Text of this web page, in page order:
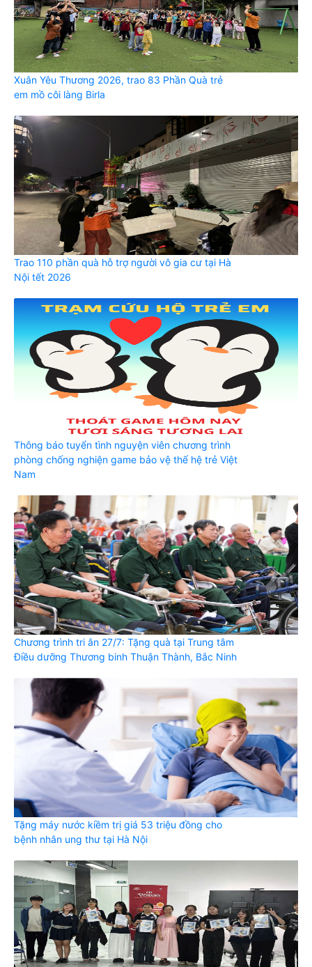
Xuân Yêu Thương 2026, trao 83 Phần Quà trẻ
em mồ côi làng Birla
Trao 110 phần quà hỗ trợ người vô gia cư tại Hà
Nội tết 2026
Thông báo tuyển tình nguyện viên chương trình
phòng chống nghiện game bảo vệ thế hệ trẻ Việt
Nam
Chương trình tri ân 27/7: Tặng quà tại Trung tâm
Điều dưỡng Thương binh Thuận Thành, Bắc Ninh
Tặng máy nước kiềm trị giá 53 triệu đồng cho
bệnh nhân ung thư tại Hà Nội